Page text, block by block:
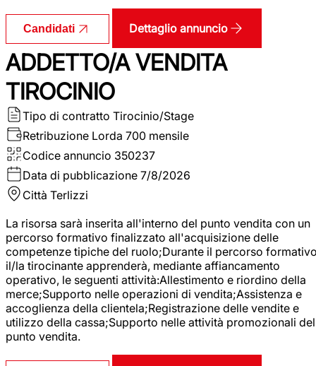
Candidati Dettaglio annuncio
ADDETTO/A VENDITA
TIROCINIO
Tipo di contratto Tirocinio/Stage
Retribuzione Lorda 700 mensile
Codice annuncio 350237
Data di pubblicazione 7/8/2026
Città Terlizzi
La risorsa sarà inserita all'interno del punto vendita con un
percorso formativo finalizzato all'acquisizione delle
competenze tipiche del ruolo;Durante il percorso
il/la tirocinante apprenderà, mediante affiancamento
operativo, le seguenti attività:Allestimento e riordino della
merce;Supporto nelle operazioni di vendita;Assistenza e
accoglienza della clientela;Registrazione delle vendite e
utilizzo della cassa;Supporto nelle attività promozionali del
punto vendita.